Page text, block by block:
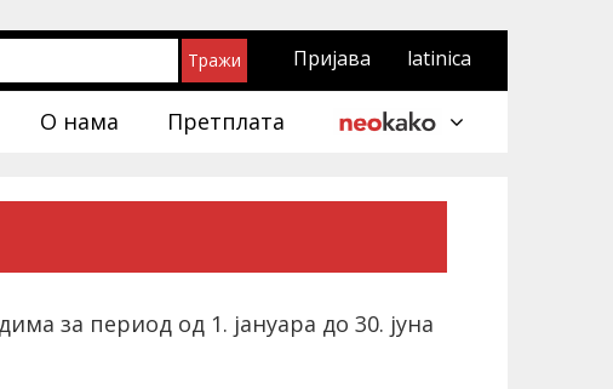
Пријава latinica
О нама Претплата
за период од 1. јануара до 30. јуна